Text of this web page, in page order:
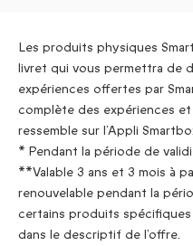
Les produits physiques
livret qui vous permettra de
expériences offertes par
complète des expériences
ressemble sur l’Appli
* Pendant la période de
**Valable 3 ans et 3 mois à
renouvelable pendant la
certains produits
dans le descriptif de l’offre.